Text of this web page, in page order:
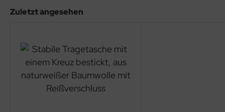
Zuletzt angesehen